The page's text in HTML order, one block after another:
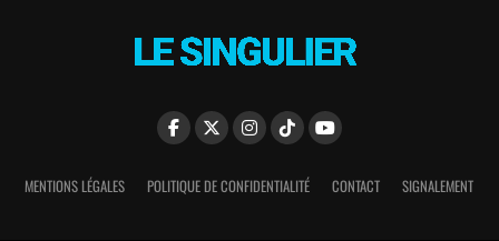
MENTIONS LÉGALES POLITIQUE DE CONFIDENTIALITÉ CONTACT SIGNALEMENT